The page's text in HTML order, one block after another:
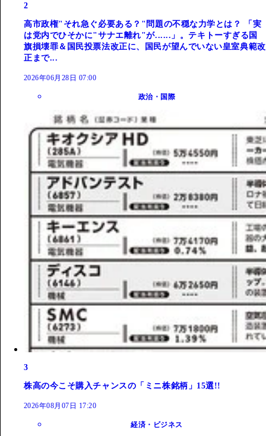
2
高市政権"それ急ぐ必要ある？"問題の不穏な力学とは？ 「実
は党内でひそかに"サナエ離れ"が......」。テキトーすぎる国
旗損壊罪＆国民投票法改正に、国民が望んでいない皇室典範改
正まで...
2026年06月28日 07:00
政治・国際
3
株高の今こそ購入チャンスの「ミニ株銘柄」15選!!
2026年08月07日 17:20
経済・ビジネス